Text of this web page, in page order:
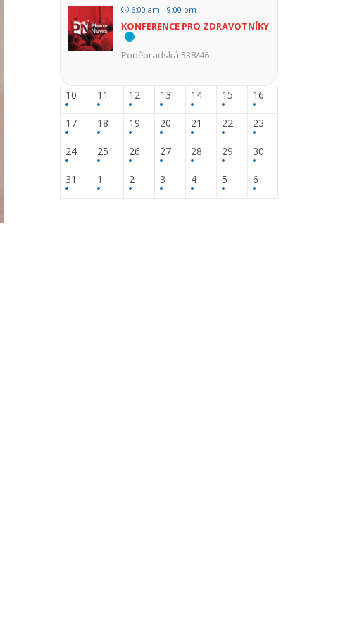
6:00 am - 9:00 pm
KONFERENCE PRO ZDRAVOTNÍKY
Poděbradská 538/46
10 11 12 13 14 15 16
17 18 19 20 21 22 23
24 25 26 27 28 29 30
31 1 2 3 4 5 6